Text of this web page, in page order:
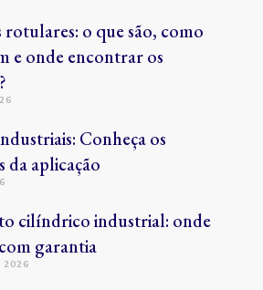
rotulares: o que são, como
e onde encontrar os
Conheça os
da aplicação
cilíndrico industrial: onde
garantia